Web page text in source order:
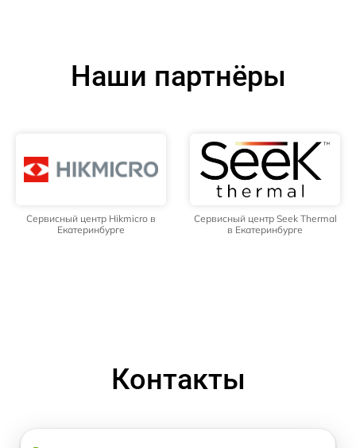
Наши партнёры
Сервисный центр Hikmicro в
Екатеринбурге
Сервисный центр Seek Thermal
в Екатеринбурге
Контакты